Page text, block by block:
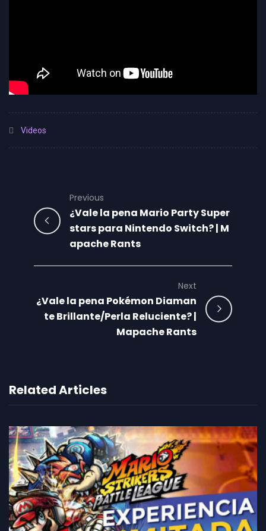
Videos
Previous
¿Vale la pena Mario Party Super
stars para Nintendo Switch? | M
apache Rants
Next
¿Vale la pena Pokémon Diaman
te Brillante/Perla Reluciente? |
Mapache Rants
Related Articles